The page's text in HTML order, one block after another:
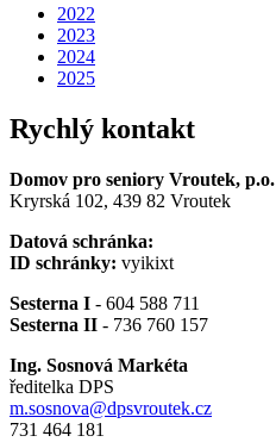
2022
2023
2024
2025
Rychlý kontakt
Domov pro seniory Vroutek, p.o.
Kryrská 102, 439 82 Vroutek
Datová schránka:
ID schránky: vyikixt
Sesterna I - 604 588 711
Sesterna II - 736 760 157
Ing. Sosnová Markéta
ředitelka DPS
m.sosnova@dpsvroutek.cz
731 464 181